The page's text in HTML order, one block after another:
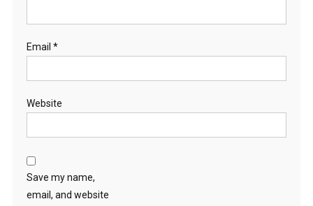
Email *
Website
Save my name,
email, and website